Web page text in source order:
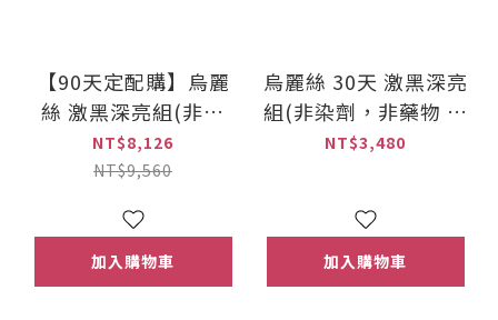
【90天定配購】烏麗
絲 激黑深亮組(非染
劑，非藥物 賦黑灰髮)
原價9,560元
NT$8,126
NT$9,560
加入購物車
烏麗絲 30天 激黑深亮
組(非染劑，非藥物 賦
黑灰髮) 原價3,480元
NT$3,480
加入購物車